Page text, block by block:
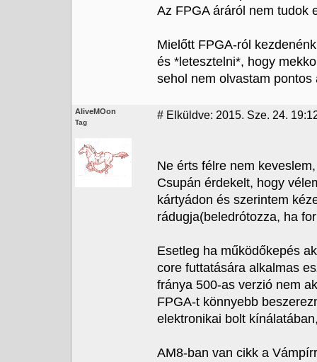
Az FPGA áráról nem tudok
Mielőtt FPGA-ról
és *letesztelni*, hogy
sehol nem olvastam pontos
AliveMOon
Tag
# Elküldve: 2015. Sze. 24.
Ne érts félre nem
Csupán érdekelt, hogy
kártyádon és szerintem
rádugja(beledrótozza, ha
Esetleg ha működőkepés
core futtatására alkalmas
fránya 500-as verzió nem
FPGA-t könnyebb
elektronikai bolt
AM8-ban van cikk a